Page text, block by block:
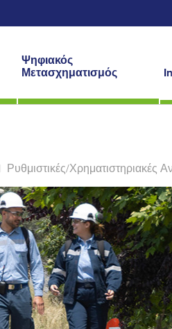
Ψηφιακός
Μετασχηματισμός
Ρυθμιστικές/Χρηματιστηριακές